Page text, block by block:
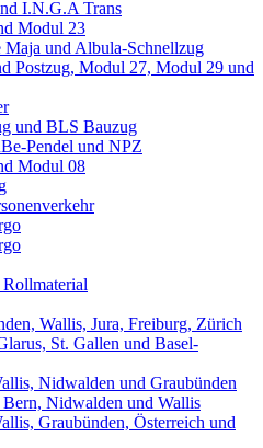
I.N.G.A Trans
Modul 23
und Albula-Schnellzug
Post­zug, Modul 27, Modul 29 und
und BLS Bauzug
Pen­del und NPZ
Modul 08
Wal­lis, Jura, Frei­burg, Zürich
St. Gal­len und Basel-
Nid­wal­den und Graubünden
Nid­wal­den und Wallis
Grau­bün­den, Öster­reich und